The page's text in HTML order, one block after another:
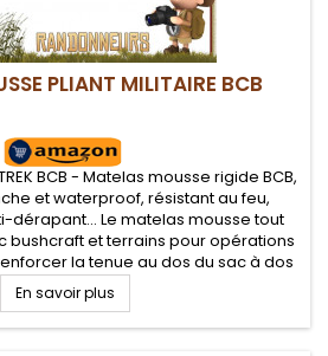
PLIANT MILITAIRE BCB
BCB - Matelas mousse rigide BCB,
et waterproof, résistant au feu,
dérapant... Le matelas mousse tout
bushcraft et terrains pour opérations
la tenue au dos du sac à dos
En savoir plus